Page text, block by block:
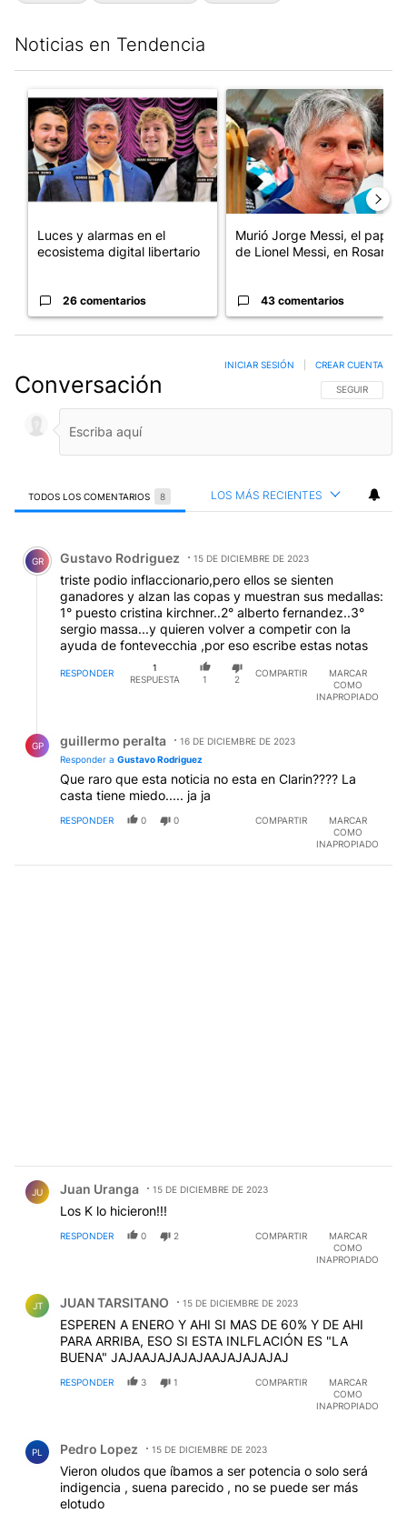
Noticias en Tendencia
Un artículo de tendencia con el título "Luces y alarmas en el
Luces y alarmas en el
ecosistema digital libertario
26 comentarios
Un artículo de tendencia con
Murió Jorge Messi, el papá
de Lionel Messi, en Rosario
43 comentarios
Conversación SIGA ESTA
SEGUIR
INICIAR SESIÓN CREAR CUENTA
TODOS LOS COMENTARIOS 8 LOS MÁS RECIENTES
Comentario de Gustavo Rodriguez.
GR Gustavo Rodriguez 15 DE DICIEMBRE DE 2023
triste podio inflaccionario,pero ellos se sienten
ganadores y alzan las copas y muestran sus medallas:
1° puesto cristina kirchner..2° alberto fernandez..3°
sergio massa...y quieren volver a competir con la
ayuda de fontevecchia ,por eso escribe estas notas
RESPONDER
1
RESPUESTA
1 2
COMPARTIR
MARCAR
COMO
INAPROPIADO
GP guillermo peralta
16 DE DICIEMBRE DE 2023
Responder a Gustavo Rodriguez
Que raro que esta noticia no esta en Clarin???? La
casta tiene miedo..... ja ja
RESPONDER 0 0 COMPARTIR
MARCAR
COMO
INAPROPIADO
JU Juan Uranga 15 DE DICIEMBRE DE 2023
Los K lo hicieron!!!
RESPONDER 0 2 COMPARTIR
MARCAR
COMO
INAPROPIADO
JT JUAN TARSITANO 15 DE DICIEMBRE DE 2023
ESPEREN A ENERO Y AHI SI MAS DE 60% Y DE AHI
PARA ARRIBA, ESO SI ESTA INLFLACIÓN ES "LA
BUENA" JAJAAJAJAJAJAAJAJAJAJAJ
RESPONDER 3 1 COMPARTIR
MARCAR
COMO
INAPROPIADO
PL Pedro Lopez 15 DE DICIEMBRE DE 2023
Vieron oludos que íbamos a ser potencia o solo será
indigencia , suena parecido , no se puede ser más
elotudo